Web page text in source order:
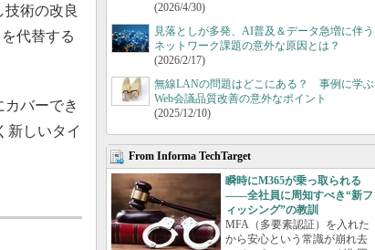
術の改良
代替する
バーでき
新しいタイ
(2026/4/30)
見落としが多発、AI普及＆データ急増に伴う
ネットワーク課題の意外な原因とは？
(2026/2/17)
無線LANの問題はどこにある？ 事例に学ぶ
Web会議品質改善の意外なポイント
(2025/12/10)
From Informa TechTarget
瞬時にM365が乗っ取られる
――全社員に周知すべき“新フ
ィッシング”の教訓
MFA（多要素認証）を入れた
から安心という常識が崩れ去